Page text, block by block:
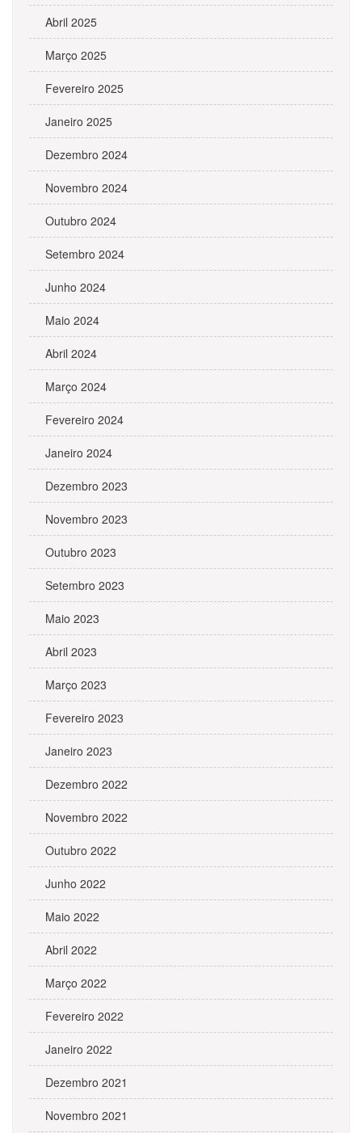
Abril 2025
Março 2025
Fevereiro 2025
Janeiro 2025
Dezembro 2024
Novembro 2024
Outubro 2024
Setembro 2024
Junho 2024
Maio 2024
Abril 2024
Março 2024
Fevereiro 2024
Janeiro 2024
Dezembro 2023
Novembro 2023
Outubro 2023
Setembro 2023
Maio 2023
Abril 2023
Março 2023
Fevereiro 2023
Janeiro 2023
Dezembro 2022
Novembro 2022
Outubro 2022
Junho 2022
Maio 2022
Abril 2022
Março 2022
Fevereiro 2022
Janeiro 2022
Dezembro 2021
Novembro 2021